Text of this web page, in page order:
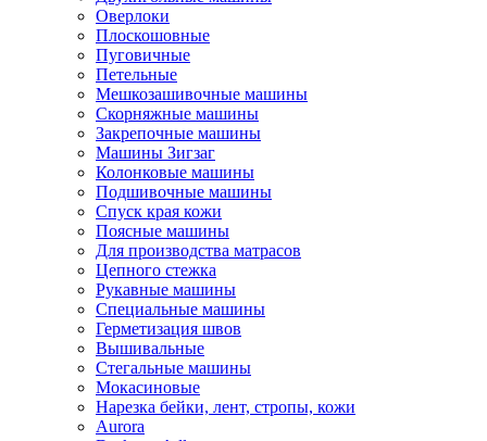
Оверлоки
Плоскошовные
Пуговичные
Петельные
Мешкозашивочные машины
Скорняжные машины
Закрепочные машины
Машины Зигзаг
Колонковые машины
Подшивочные машины
Спуск края кожи
Поясные машины
Для производства матрасов
Цепного стежка
Рукавные машины
Специальные машины
Герметизация швов
Вышивальные
Стегальные машины
Мокасиновые
Нарезка бейки, лент, стропы, кожи
Aurora